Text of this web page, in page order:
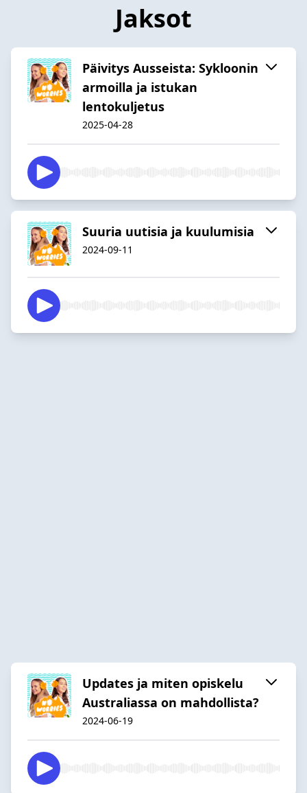
Jaksot
Päivitys Ausseista: Sykloonin
armoilla ja istukan
lentokuljetus
2025-04-28
Suuria uutisia ja kuulumisia
2024-09-11
Updates ja miten opiskelu
Australiassa on mahdollista?
2024-06-19